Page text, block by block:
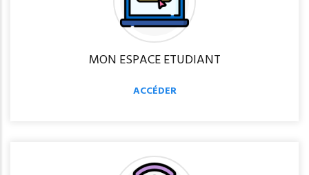
MON ESPACE ETUDIANT
ACCÉDER